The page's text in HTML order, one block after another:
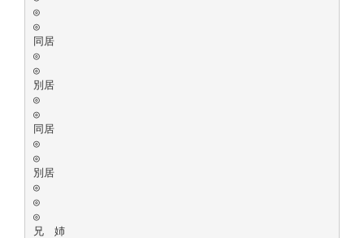
◎
◎
同居
◎
◎
別居
◎
◎
同居
◎
◎
別居
◎
◎
◎
兄 姉